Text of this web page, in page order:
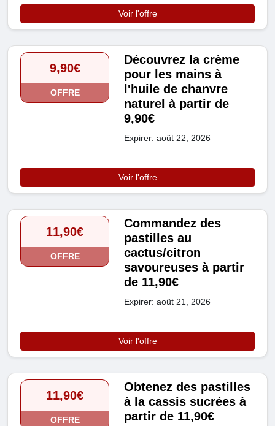
Voir l'offre
9,90€
OFFRE
Découvrez la crème
pour les mains à
l'huile de chanvre
naturel à partir de
9,90€
Expirer: août 22, 2026
Voir l'offre
11,90€
OFFRE
Commandez des
pastilles au
cactus/citron
savoureuses à partir
de 11,90€
Expirer: août 21, 2026
Voir l'offre
11,90€
OFFRE
Obtenez des pastilles
à la cassis sucrées à
partir de 11,90€